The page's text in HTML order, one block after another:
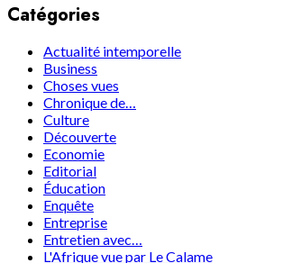
Catégories
Actualité intemporelle
Business
Choses vues
Chronique de…
Culture
Découverte
Economie
Editorial
Éducation
Enquête
Entreprise
Entretien avec…
L'Afrique vue par Le Calame